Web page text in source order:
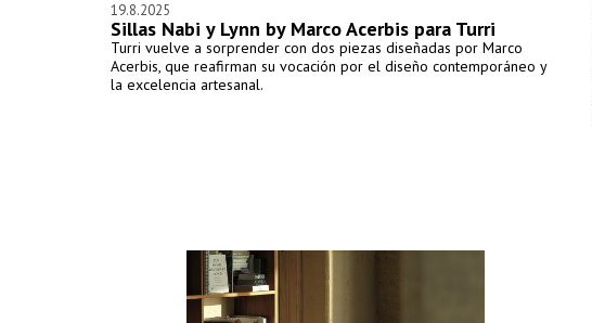
19.8.2025
Sillas Nabi y Lynn by Marco Acerbis para Turri
Turri vuelve a sorprender con dos piezas diseñadas por Marco
Acerbis, que reafirman su vocación por el diseño contemporáneo y
la excelencia artesanal.